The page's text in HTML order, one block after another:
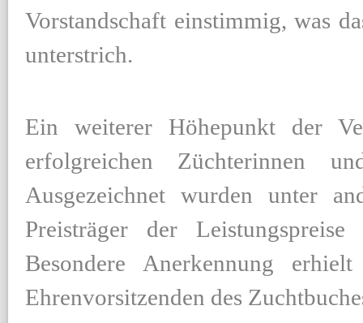
Vorstandschaft einstimmig, was
unterstrich.
Ein weiterer Höhepunkt der
erfolgreichen Züchterinnen
Ausgezeichnet wurden unter
Preisträger der
Besondere Anerkennung
Ehrenvorsitzenden des